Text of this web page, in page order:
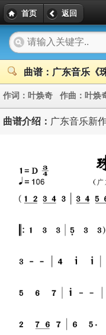
首页 返回
曲谱：广东音乐《
作词： 叶焕奇 作曲： 叶焕
曲谱介绍： 广东音乐新